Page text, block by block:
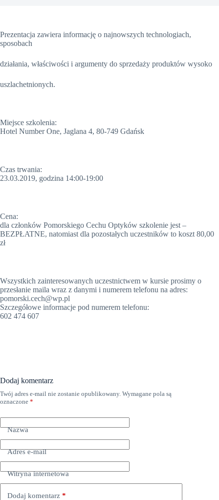
Prezentacja zawiera informację o najnowszych technologiach,
sposobach
działania, właściwości i argumenty do sprzedaży produktów wysoko
uszlachetnionych.
Miejsce szkolenia:
Hotel Number One, Jaglana 4, 80-749 Gdańsk
Czas trwania:
23.03.2019, godzina 14:00-19:00
Cena:
dla członków Pomorskiego Cechu Optyków szkolenie jest –
BEZPŁATNE, natomiast dla pozostałych uczestników to koszt 80,00
zł
Wszystkich zainteresowanych uczestnictwem w kursie prosimy o
przesłanie maila wraz z danymi i numerem telefonu na adres:
pomorski.cech@wp.pl
Szczegółowe informacje pod numerem telefonu:
602 474 607
Dodaj komentarz
Twój adres e-mail nie zostanie opublikowany. Wymagane pola są
oznaczone *
Nazwa
Adres e-mail
Witryna internetowa
Dodaj komentarz *